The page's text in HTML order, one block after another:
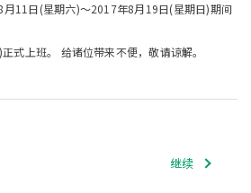
11日(星期六)～2017年8月19日(星期日)期间
式上班。 给诸位带来不便，敬请谅解。
继续